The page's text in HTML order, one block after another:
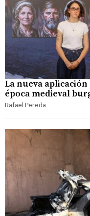
La nueva
época medieval
Rafael Pereda